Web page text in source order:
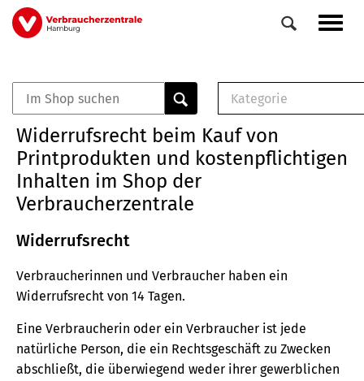
Direkt
zum
Veranstaltungen
0
Elemente
Kategorie
Musterbrief (RTF)
E-Broschüre
Widerrufsrecht beim Kauf von
Printprodukten und kostenpflichtigen
Inhalten im Shop der
Verbraucherzentrale
Widerrufsrecht
Verbraucherinnen und Verbraucher haben ein
Widerrufsrecht von 14 Tagen.
Eine Verbraucherin oder ein Verbraucher ist jede
natürliche Person, die ein Rechtsgeschäft zu Zwecken
abschließt, die überwiegend weder ihrer gewerblichen